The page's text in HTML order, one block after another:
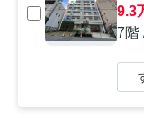
9.3
7階